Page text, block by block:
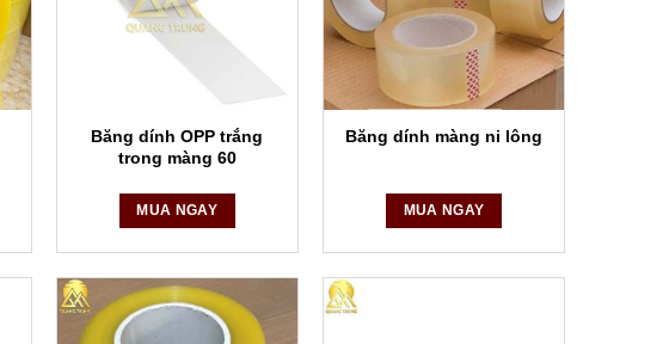
Băng dính OPP trắng
trong màng 60
MUA NGAY
Băng dính màng ni lông
MUA NGAY